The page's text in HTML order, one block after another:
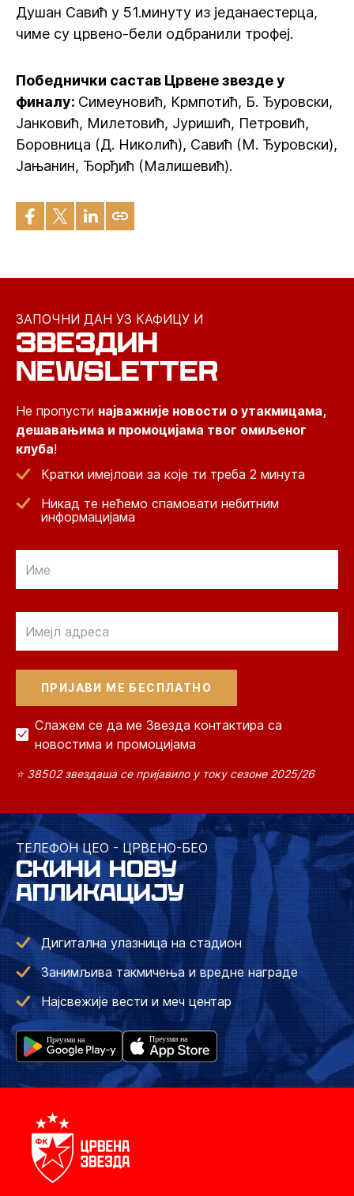
Душан Савић у 51.минуту из једанаестерца,
чиме су црвено-бели одбранили трофеј.
Победнички састав Црвене звезде у
финалу: Симеуновић, Крмпотић, Б. Ђуровски,
Јанковић, Милетовић, Јуришић, Петровић,
Боровница (Д. Николић), Савић (М. Ђуровски),
Јањанин, Ђорђић (Малишевић).
ЗАПОЧНИ ДАН УЗ КАФИЦУ И
ЗВЕЗДИН
NEWSLETTER
Не пропусти најважније новости о утакмицама,
дешавањима и промоцијама твог омиљеног
клуба!
Кратки имејлови за које ти треба 2 минута
Никад те нећемо спамовати небитним
информацијама
Слажем се да ме Звезда контактира са
новостима и промоцијама
⭐ 38502 звездаша се пријавило у току сезоне 2025/26
ТЕЛЕФОН ЦЕО - ЦРВЕНО-БЕО
СКИНИ НОВУ
АПЛИКАЦИЈУ
Дигитална улазница на стадион
Занимљива такмичења и вредне награде
Најсвежије вести и меч центар